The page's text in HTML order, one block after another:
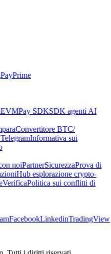
PayPrime
Pay SDKSDK agenti AI
Convertitore BTC/
Informativa sui
noiPartnerSicurezzaProva di
Hub esplorazione crypto-
VerificaPolitica sui conflitti di
FacebookLinkedinTradingView